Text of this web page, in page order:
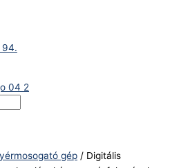
94.
gép / Digitális